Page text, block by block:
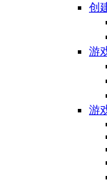
创
游
游